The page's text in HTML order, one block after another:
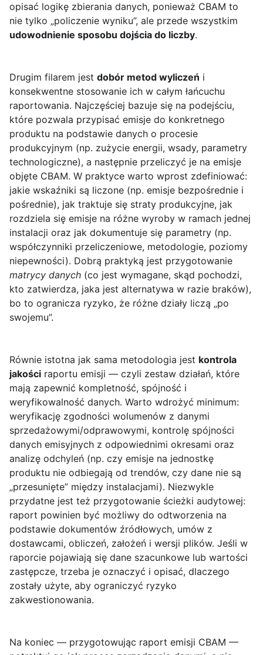
opisać logikę zbierania danych, ponieważ CBAM to
nie tylko „policzenie wyniku”, ale przede wszystkim
udowodnienie sposobu dojścia do liczby.
Drugim filarem jest dobór metod wyliczeń i
konsekwentne stosowanie ich w całym łańcuchu
raportowania. Najczęściej bazuje się na podejściu,
które pozwala przypisać emisje do konkretnego
produktu na podstawie danych o procesie
produkcyjnym (np. zużycie energii, wsady, parametry
technologiczne), a następnie przeliczyć je na emisje
objęte CBAM. W praktyce warto wprost zdefiniować:
jakie wskaźniki są liczone (np. emisje bezpośrednie i
pośrednie), jak traktuje się straty produkcyjne, jak
rozdziela się emisje na różne wyroby w ramach jednej
instalacji oraz jak dokumentuje się parametry (np.
współczynniki przeliczeniowe, metodologie, poziomy
niepewności). Dobrą praktyką jest przygotowanie
matrycy danych (co jest wymagane, skąd pochodzi,
kto zatwierdza, jaka jest alternatywa w razie braków),
bo to ogranicza ryzyko, że różne działy liczą „po
swojemu”.
Równie istotna jak sama metodologia jest kontrola
jakości raportu emisji — czyli zestaw działań, które
mają zapewnić kompletność, spójność i
weryfikowalność danych. Warto wdrożyć minimum:
weryfikację zgodności wolumenów z danymi
sprzedażowymi/odprawowymi, kontrolę spójności
danych emisyjnych z odpowiednimi okresami oraz
analizę odchyleń (np. czy emisje na jednostkę
produktu nie odbiegają od trendów, czy dane nie są
„przesunięte” między instalacjami). Niezwykle
przydatne jest też przygotowanie ścieżki audytowej:
raport powinien być możliwy do odtworzenia na
podstawie dokumentów źródłowych, umów z
dostawcami, obliczeń, założeń i wersji plików. Jeśli w
raporcie pojawiają się dane szacunkowe lub wartości
zastępcze, trzeba je oznaczyć i opisać, dlaczego
zostały użyte, aby ograniczyć ryzyko
zakwestionowania.
Na koniec — przygotowując raport emisji CBAM —